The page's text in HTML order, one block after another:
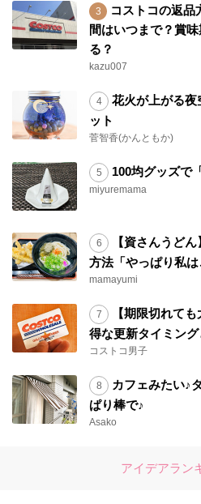
コストコの返品
間はいつまで？賞
る？
kazu007
花火が上がる夜
ット
菅智香(かんともか)
100均グッズで
miyuremama
【資さんうど
方法「やっぱり私は
mamayumi
【期限切れて
得な更新タイミング
コストコ男子
カフェみたい♪
ぱり棒で♪
Asako
アイデアラン